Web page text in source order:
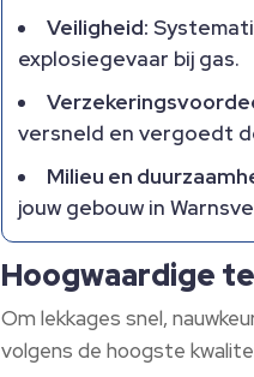
Veiligheid:
explosiegevaar bij gas.
versneld en vergoedt
Milieu en
jouw gebouw in
Hoogwaardige
Om lekkages snel,
volgens de hoogste